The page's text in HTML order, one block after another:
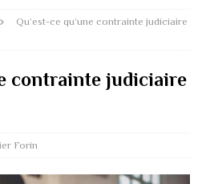
Qu’est-ce qu’une contrainte judiciaire
contrainte judiciaire
Forin